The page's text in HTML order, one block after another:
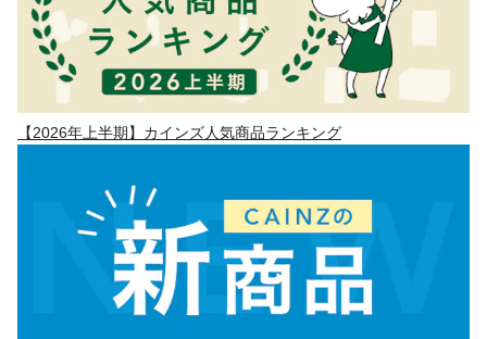
【2026年上半期】カインズ人気商品ランキング